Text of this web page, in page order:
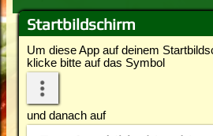
Startbildschirm
Um diese App auf deinem
klicke bitte auf das Symbol
und danach auf